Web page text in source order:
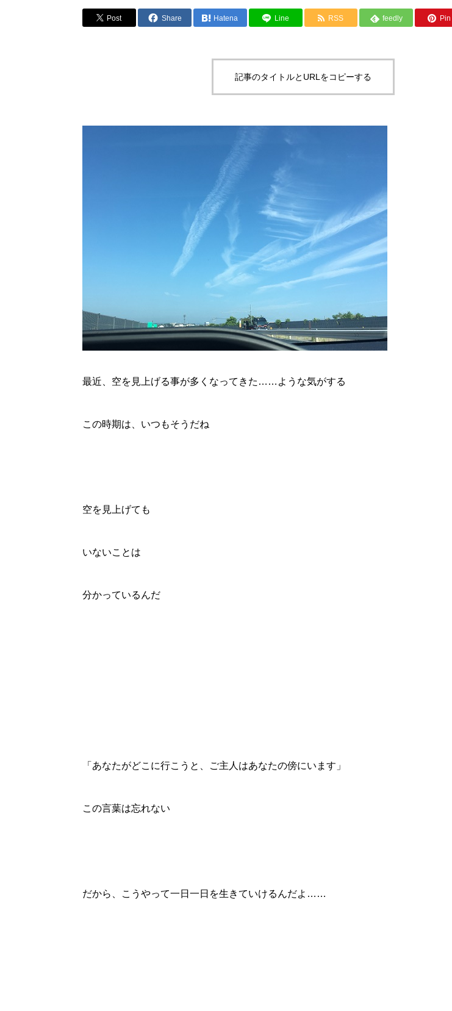
Post Share Hatena Line RSS feedly
記事のタイトルとURLをコピーする
最近、空を見上げる事が多くなってきた……ような気がする
この時期は、いつもそうだね
空を見上げても
いないことは
分かっているんだ
「あなたがどこに行こうと、ご主人はあなたの傍にいます」
この言葉は忘れない
だから、こうやって一日一日を生きていけるんだよ……